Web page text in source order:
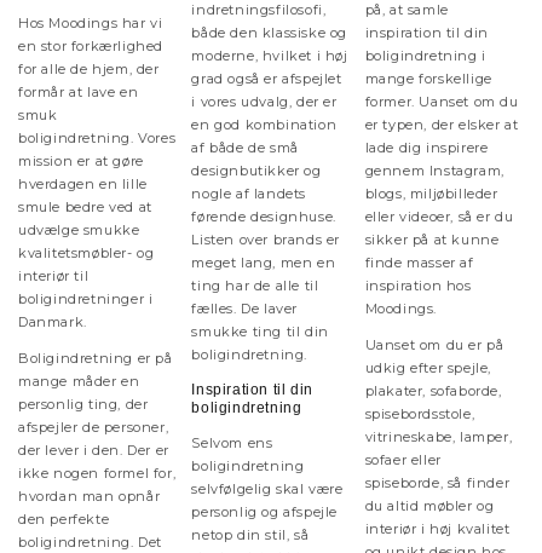
Hos Moodings har vi
en stor forkærlighed
for alle de hjem, der
formår at lave en
smuk
boligindretning. Vores
mission er at gøre
hverdagen en lille
smule bedre ved at
udvælge smukke
kvalitetsmøbler- og
interiør til
boligindretninger i
Danmark.
Boligindretning er på
mange måder en
personlig ting, der
afspejler de personer,
der lever i den. Der er
ikke nogen formel for,
hvordan man opnår
den perfekte
boligindretning. Det
indretningsfilosofi,
både den klassiske og
moderne, hvilket i høj
grad også er afspejlet
i vores udvalg, der er
en god kombination
af både de små
designbutikker og
nogle af landets
førende designhuse.
Listen over brands er
meget lang, men en
ting har de alle til
fælles. De laver
smukke ting til din
boligindretning.
Inspiration til din
boligindretning
Selvom ens
boligindretning
selvfølgelig skal være
personlig og afspejle
netop din stil, så
på, at samle
inspiration til din
boligindretning i
mange forskellige
former. Uanset om du
er typen, der elsker at
lade dig inspirere
gennem Instagram,
blogs, miljøbilleder
eller videoer, så er du
sikker på at kunne
finde masser af
inspiration hos
Moodings.
Uanset om du er på
udkig efter spejle,
plakater, sofaborde,
spisebordsstole,
vitrineskabe, lamper,
sofaer eller
spiseborde, så finder
du altid møbler og
interiør i høj kvalitet